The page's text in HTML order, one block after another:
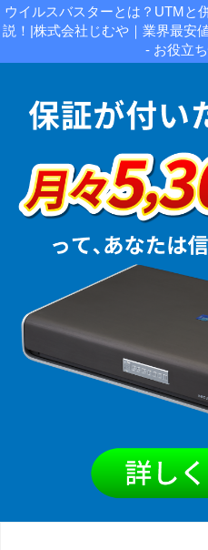
ウイルスバスターとは？UTMと
説！|株式会社じむや｜業界最安
- お役立